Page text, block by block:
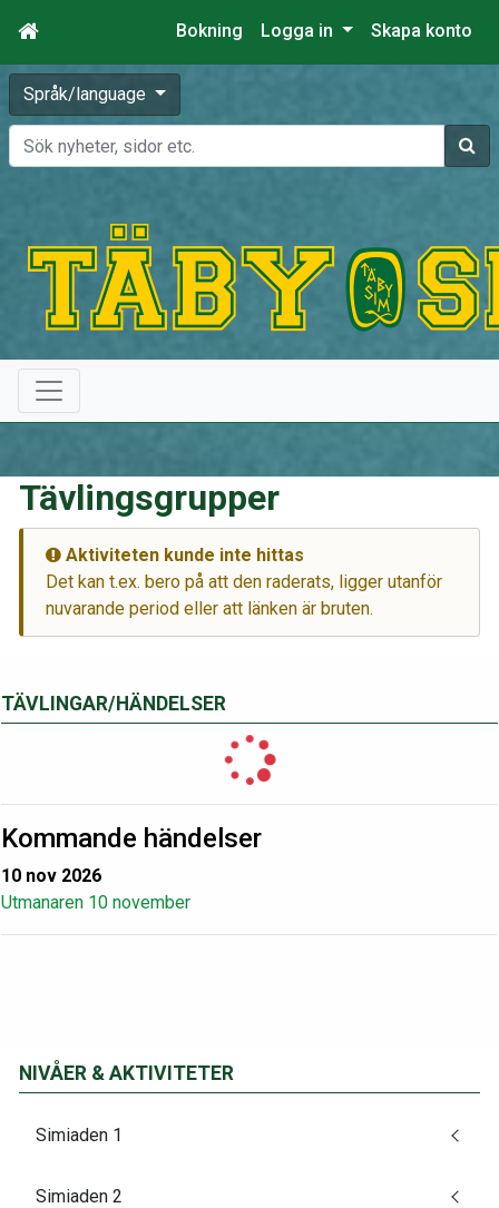
Bokning Logga in Skapa konto
Språk/language
Sök
TÄVLINGAR/HÄNDELSER
Kommande händelser
10 nov 2026
Utmanaren 10 november
Tävlingsgrupper
Aktiviteten kunde inte hittas
Det kan t.ex. bero på att den raderats, ligger utanför
nuvarande period eller att länken är bruten.
NIVÅER & AKTIVITETER
Simiaden 1
Simiaden 2